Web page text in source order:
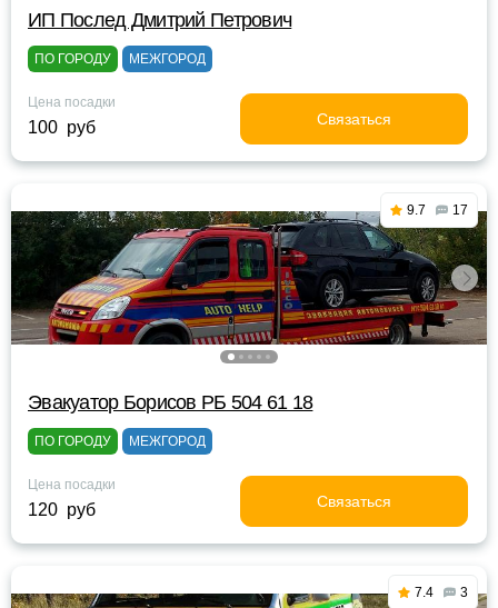
ИП Послед Дмитрий Петрович
ПО ГОРОДУ МЕЖГОРОД
Цена посадки
100 руб Связаться
9.7 17
Эвакуатор Борисов РБ 504 61 18
ПО ГОРОДУ МЕЖГОРОД
Цена посадки
120 руб Связаться
7.4 3